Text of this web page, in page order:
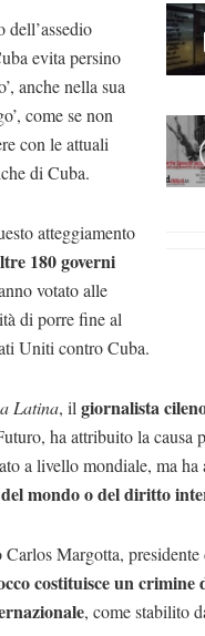
dell’assedio
evita persino
anche nella sua
come se non
con le attuali
di Cuba.
atteggiamento
180 governi
votato alle
di porre fine al
Uniti contro Cuba.
Latina, ilgiornalista
ha attribuito la causa
a livello mondiale, ma ha
mondo o del diritto
Carlos Margotta,
costituisce un
, come stabilito